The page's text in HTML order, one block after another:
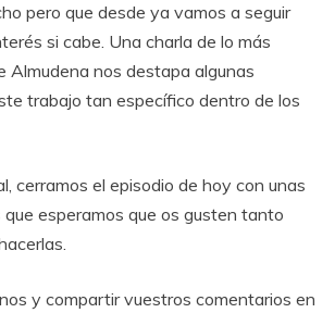
pero que desde ya vamos a seguir
si cabe. Una charla de lo más
Almudena nos destapa algunas
trabajo tan específico dentro de los
cerramos el episodio de hoy con unas
esperamos que os gusten tanto
y compartir vuestros comentarios en